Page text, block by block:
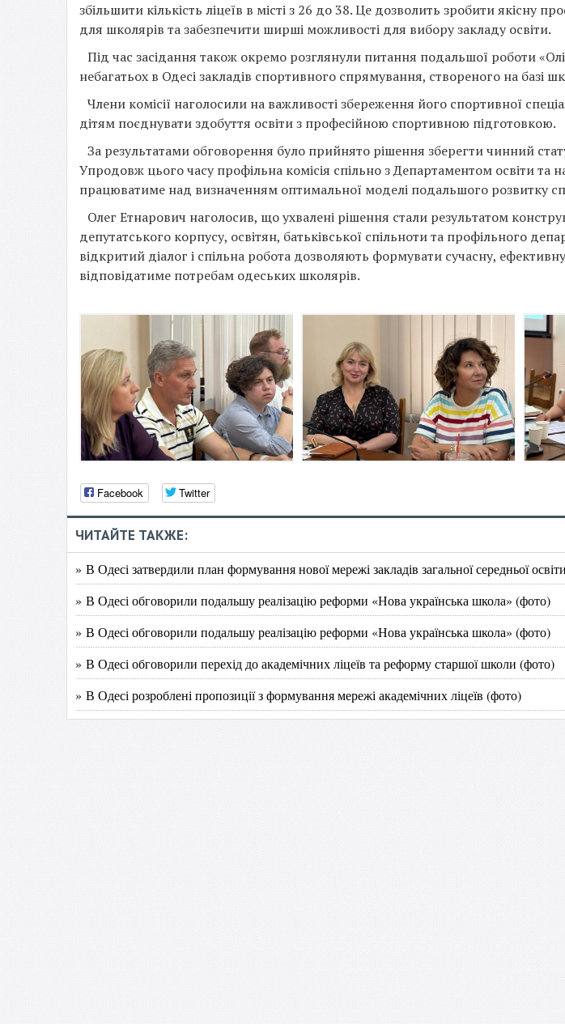
збільшити кількість ліцеїв в місті з 26 до 38. Це дозволить зробити якісну
для школярів та забезпечити ширші можливості для вибору закладу освіти.
Під час засідання також окремо розглянули питання подальшої роботи
небагатьох в Одесі закладів спортивного спрямування, створеного на базі
Члени комісії наголосили на важливості збереження його спортивної
дітям поєднувати здобуття освіти з професійною спортивною підготовкою.
За результатами обговорення було прийнято рішення зберегти чинний
Упродовж цього часу профільна комісія спільно з Департаментом освіти та
працюватиме над визначенням оптимальної моделі подальшого розвитку
Олег Етнарович наголосив, що ухвалені рішення стали результатом
депутатського корпусу, освітян, батьківської спільноти та профільного
відкритий діалог і спільна робота дозволяють формувати сучасну,
відповідатиме потребам одеських школярів.
Facebook Twitter
ЧИТАЙТЕ ТАКЖЕ:
» В Одесі затвердили план формування нової мережі закладів загальної середньої
» В Одесі обговорили подальшу реалізацію реформи «Нова українська школа» (фото)
» В Одесі обговорили подальшу реалізацію реформи «Нова українська школа» (фото)
» В Одесі обговорили перехід до академічних ліцеїв та реформу старшої школи (фото)
» В Одесі розроблені пропозиції з формування мережі академічних ліцеїв (фото)